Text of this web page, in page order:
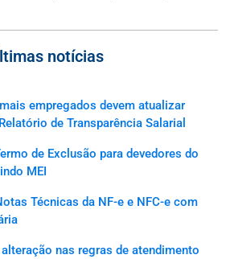
notícias
empregados devem atualizar
de Transparência Salarial
de Exclusão para devedores do
MEI
Técnicas da NF-e e NFC-e com
nas regras de atendimento